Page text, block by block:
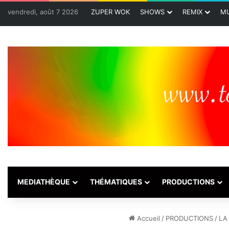
vendredi, août 7 2026 ZUPER WOK SHOWS REMIX
MEDIATHÈQUE THÉMATIQUES PRODUCTIONS
Accueil / PRODUCTIONS / LA